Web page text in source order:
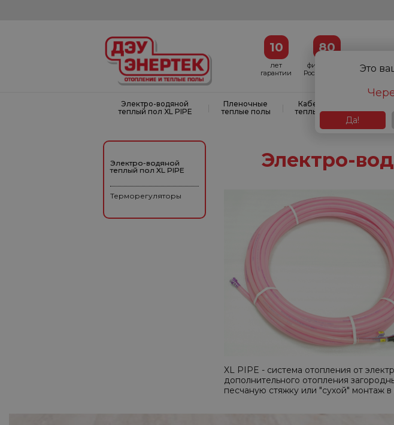
10
лет
гарантии
80
филиалов в
России и СНГ
Электро-водяной
теплый пол XL PIPE
Пленочные
теплые полы
Кабельные
теплые полы
маты
Электро-
XL PIPE - cистема отопления от
дополнительного отопления
песчаную стяжку или "сухой" монтаж
Электро-водяной
теплый пол XL PIPE
Терморегуляторы
Это
Да!